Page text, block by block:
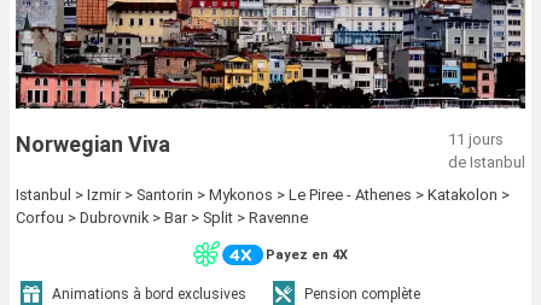
Norwegian Viva
11 jours
de Istanbul
Istanbul > Izmir > Santorin > Mykonos > Le Piree - Athenes > Katakolon >
Corfou > Dubrovnik > Bar > Split > Ravenne
Payez en 4X
Animations à bord exclusives Pension complète